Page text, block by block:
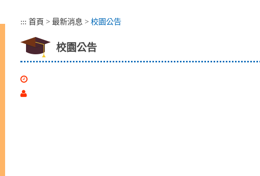
::: 首頁 > 最新消息 > 校園公告
校園公告